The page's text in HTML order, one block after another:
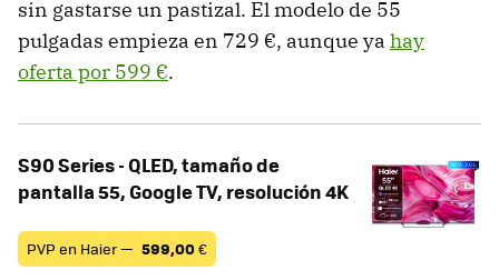
sin gastarse un pastizal. El modelo de 55
pulgadas empieza en 729 €, aunque ya hay
oferta por 599 €.
S90 Series - QLED, tamaño de
pantalla 55, Google TV, resolución 4K
PVP en Haier — 599,00€